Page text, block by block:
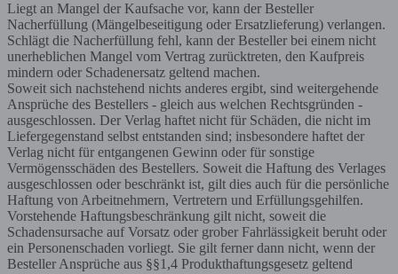
Liegt an Mangel der Kaufsache vor, kann der Besteller
Nacherfüllung (Mängelbeseitigung oder Ersatzlieferung) verlangen.
Schlägt die Nacherfüllung fehl, kann der Besteller bei einem nicht
unerheblichen Mangel vom Vertrag zurücktreten, den Kaufpreis
mindern oder Schadenersatz geltend machen.
Soweit sich nachstehend nichts anderes ergibt, sind weitergehende
Ansprüche des Bestellers - gleich aus welchen Rechtsgründen -
ausgeschlossen. Der Verlag haftet nicht für Schäden, die nicht im
Liefergegenstand selbst entstanden sind; insbesondere haftet der
Verlag nicht für entgangenen Gewinn oder für sonstige
Vermögensschäden des Bestellers. Soweit die Haftung des Verlages
ausgeschlossen oder beschränkt ist, gilt dies auch für die persönliche
Haftung von Arbeitnehmern, Vertretern und Erfüllungsgehilfen.
Vorstehende Haftungsbeschränkung gilt nicht, soweit die
Schadensursache auf Vorsatz oder grober Fahrlässigkeit beruht oder
ein Personenschaden vorliegt. Sie gilt ferner dann nicht, wenn der
Besteller Ansprüche aus §§1,4 Produkthaftungsgesetz geltend